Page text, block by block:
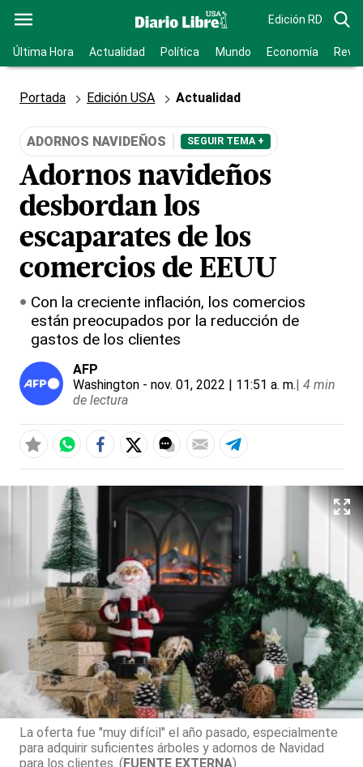
Edición RD
Última Hora Actualidad Política Mundo Economía
Portada Edición USA Actualidad
ADORNOS NAVIDEÑOS SEGUIR TEMA +
Adornos navideños
desbordan los
escaparates de los
comercios de EEUU
Con la creciente inflación, los comercios
están preocupados por la reducción de
gastos de los clientes
AFP
Washington - nov. 01, 2022 | 11:51 a. m.| 4 min
de lectura
La oferta fue "muy difícil" el año pasado, especialmente
para adquirir suficientes árboles y adornos de Navidad
para los clientes. (FUENTE EXTERNA)